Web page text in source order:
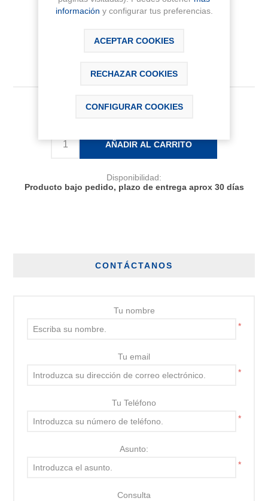
683,53 € IVA Inc.
AÑADIR AL CARRITO
Disponibilidad:
Producto bajo pedido, plazo de entrega aprox 30 días
CONTÁCTANOS
Tu nombre
*
Tu email
*
Tu Teléfono
*
Asunto:
*
Consulta
información y configurar tus preferencias.
ACEPTAR COOKIES
RECHAZAR COOKIES
CONFIGURAR COOKIES